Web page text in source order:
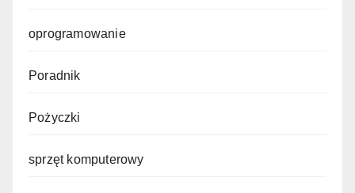
oprogramowanie
Poradnik
Pożyczki
sprzęt komputerowy